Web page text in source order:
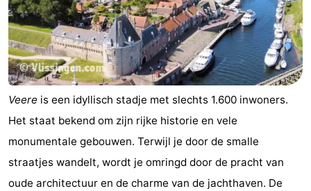
Veere is een idyllisch stadje met slechts 1.600 inwoners.
Het staat bekend om zijn rijke historie en vele
monumentale gebouwen. Terwijl je door de smalle
straatjes wandelt, wordt je omringd door de pracht van
oude architectuur en de charme van de jachthaven. De